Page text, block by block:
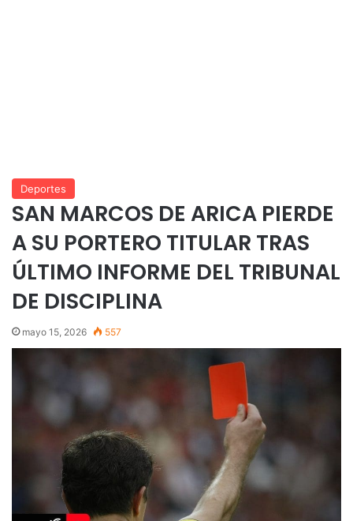
Deportes
SAN MARCOS DE ARICA PIERDE
A SU PORTERO TITULAR TRAS
ÚLTIMO INFORME DEL TRIBUNAL
DE DISCIPLINA
mayo 15, 2026 557